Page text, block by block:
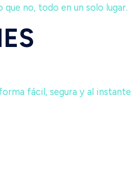
que no, todo en un solo lugar.
fácil, segura y al instante